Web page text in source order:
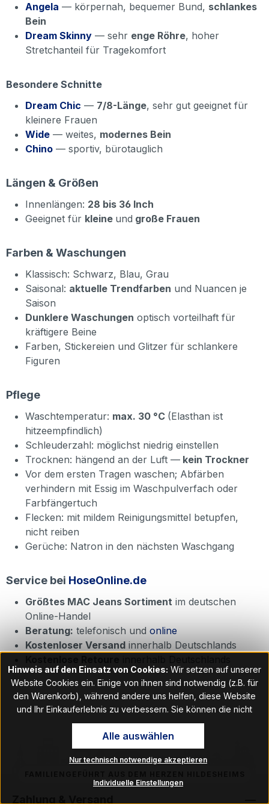
Angela — körpernah, bequemer Bund, schlankes
Bein
Dream Skinny — sehr enge Röhre, hoher
Stretchanteil für Tragekomfort
Besondere Schnitte
Dream Chic — 7/8-Länge, sehr gut geeignet für
kleinere Frauen
Wide — weites, modernes Bein
Chino — sportiv, bürotauglich
Längen & Größen
Innenlängen: 28 bis 36 Inch
Geeignet für kleine und große Frauen
Farben & Waschungen
Klassisch: Schwarz, Blau, Grau
Saisonal: aktuelle Trendfarben und Nuancen je
Saison
Dunklere Waschungen optisch vorteilhaft für
kräftigere Beine
Farben, Stickereien und Glitzer für schlankere
Figuren
Pflege
Waschtemperatur: max. 30 °C (Elasthan ist
hitzeempfindlich)
Schleuderzahl: möglichst niedrig einstellen
Trocknen: hängend an der Luft — kein Trockner
Vor dem ersten Tragen waschen; Abfärben
verhindern mit Essig im Waschpulverfach oder
Farbfängertuch
Flecken: mit mildem Reinigungsmittel betupfen,
nicht reiben
Gerüche: Natron in den nächsten Waschgang
Service bei HoseOnline.de
Größtes MAC Jeans Sortiment im deutschen
Online-Handel
Beratung: telefonisch und online
Kostenloser Versand innerhalb Deutschlands
Hinweis auf den Einsatz von Cookies: Wir setzen auf unserer
Website Cookies ein. Einige von ihnen sind notwendig (z.B. für
den Warenkorb), während andere uns helfen, diese Website
und Ihr Einkauferlebnis zu verbessern. Sie können die nicht
notwendigen Cookies mit Klick auf „OK“ akzeptieren oder per
Klick auf "Nur technisch notwendige akzeptieren" ablehnen. Den
Zugang zu den Cookie-Einstellungen finden Sie im Fußbereich
unserer Website im Menüpunkt „Informationen“. Dort können Sie
Hinweis auf Verarbeitung Ihrer auf dieser Webseite erhobenen
Nur technisch notwendige akzeptieren
Individuelle Einstellungen
Alle auswählen